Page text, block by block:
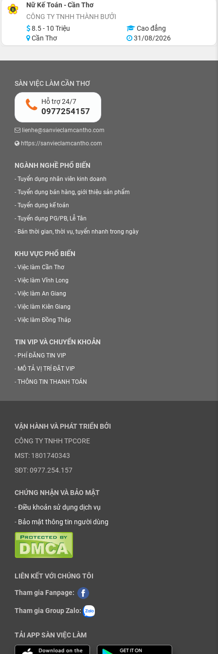
Nữ Kế Toán - Cần Thơ
CÔNG TY TNHH THÀNH BƯỞI
8.5 - 10 Triệu
Cao đẳng
Cần Thơ
31/08/2026
SÀN VIỆC LÀM CẦN THƠ
Hỗ trợ 24/7
0977254157
lienhe@sanvieclamcantho.com
https://sanvieclamcantho.com
NGÀNH NGHỀ PHỔ BIẾN
- Tuyển dụng nhân viên kinh doanh
- Tuyển dụng bán hàng, giới thiệu sản phẩm
- Tuyển dụng kế toán
- Tuyển dụng PG/PB, Lễ Tân
- Bán thời gian, thời vụ, tuyển nhanh trong ngày
KHU VỰC PHỔ BIẾN
- Việc làm Cần Thơ
- Việc làm Vĩnh Long
- Việc làm An Giang
- Việc làm Kiên Giang
- Việc làm Đồng Tháp
TIN VIP VÀ CHUYỂN KHOẢN
- PHÍ ĐĂNG TIN VIP
- MÔ TẢ VỊ TRÍ ĐẶT VIP
- THÔNG TIN THANH TOÁN
VẬN HÀNH VÀ PHÁT TRIỂN BỞI
CÔNG TY TNHH TPCORE
MST: 1801740343
SĐT: 0977.254.157
CHỨNG NHẬN VÀ BẢO MẬT
-Điều khoản sử dụng dịch vụ
- Bảo mật thông tin người dùng
LIÊN KẾT VỚI CHÚNG TÔI
Tham gia Fanpage:
Tham gia Group Zalo:
TẢI APP SÀN VIỆC LÀM